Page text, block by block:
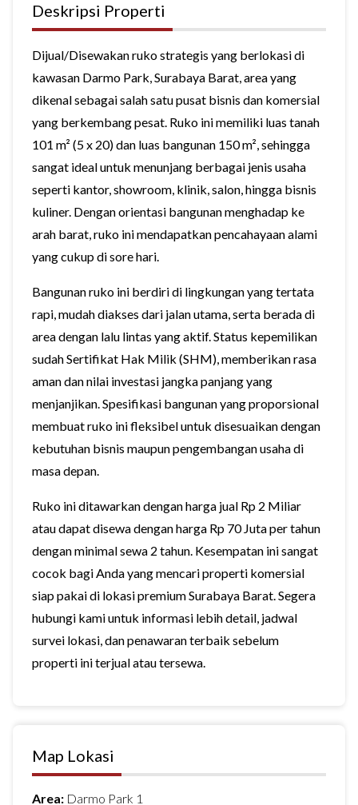
Deskripsi Properti
Dijual/Disewakan ruko strategis yang berlokasi di
kawasan Darmo Park, Surabaya Barat, area yang
dikenal sebagai salah satu pusat bisnis dan komersial
yang berkembang pesat. Ruko ini memiliki luas tanah
101 m² (5 x 20) dan luas bangunan 150 m², sehingga
sangat ideal untuk menunjang berbagai jenis usaha
seperti kantor, showroom, klinik, salon, hingga bisnis
kuliner. Dengan orientasi bangunan menghadap ke
arah barat, ruko ini mendapatkan pencahayaan alami
yang cukup di sore hari.
Bangunan ruko ini berdiri di lingkungan yang tertata
rapi, mudah diakses dari jalan utama, serta berada di
area dengan lalu lintas yang aktif. Status kepemilikan
sudah Sertifikat Hak Milik (SHM), memberikan rasa
aman dan nilai investasi jangka panjang yang
menjanjikan. Spesifikasi bangunan yang proporsional
membuat ruko ini fleksibel untuk disesuaikan dengan
kebutuhan bisnis maupun pengembangan usaha di
masa depan.
Ruko ini ditawarkan dengan harga jual Rp 2 Miliar
atau dapat disewa dengan harga Rp 70 Juta per tahun
dengan minimal sewa 2 tahun. Kesempatan ini sangat
cocok bagi Anda yang mencari properti komersial
siap pakai di lokasi premium Surabaya Barat. Segera
hubungi kami untuk informasi lebih detail, jadwal
survei lokasi, dan penawaran terbaik sebelum
properti ini terjual atau tersewa.
Map Lokasi
Area: Darmo Park 1